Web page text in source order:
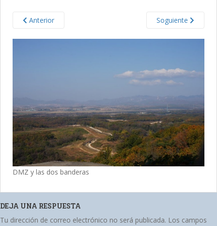
Anterior Soguiente
DMZ y las dos banderas
DEJA UNA RESPUESTA
Tu dirección de correo electrónico no será publicada. Los campos